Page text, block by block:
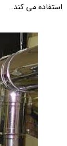
استفاده می کند.